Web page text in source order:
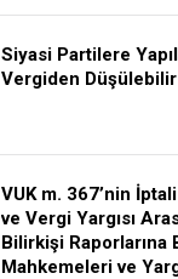
Siyasi Partilere
Vergiden
VUK m. 367’nin
ve Vergi Yargısı
Bilirkişi Raporlarına
Mahkemeleri ve